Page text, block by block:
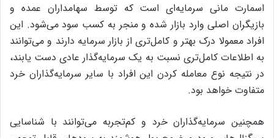
اسمارت مانی سرمایه‌ای است که توسط سهامداران عمده و
بازیگران اصلی وارد بازار شده و منجر به کسب سود می‌شود. این
افراد معمولا درک بهتر و کامل‌تری از بازار سرمایه دارند و می‌توانند
به اطلاعات کامل‌تری نسبت به یک سرمایه‌گذار عادی دست یابند،
در نتیجه نوع معامله کردن این افراد با سایر سرمایه‌گذاران خرد
متفاوت خواهد بود.
همچنین سرمایه‌گذاران خرد و کم‌تجربه می‌توانند با شناسایی